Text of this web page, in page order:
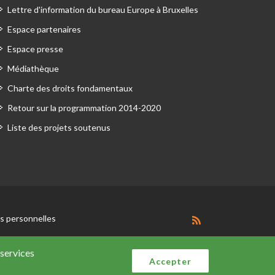
Accepter
Lettre d'information du bureau Europe à Bruxelles
Espace partenaires
Espace presse
Médiathèque
Charte des droits fondamentaux
Retour sur la programmation 2014-2020
Liste des projets soutenus
personnelles